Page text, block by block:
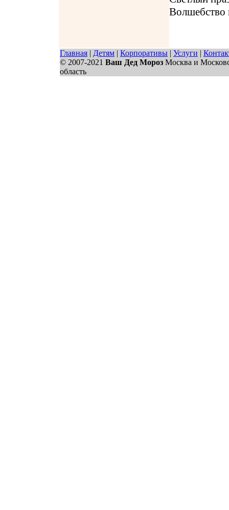
Волшебство
Главная | Детям | Корпоративы | Услуги |
© 2007-2021 Ваш Дед Мороз Москва и
область